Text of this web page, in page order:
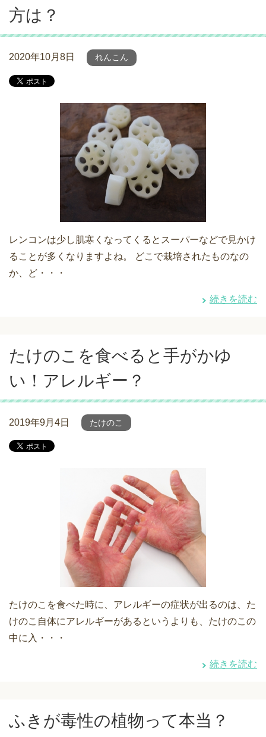
方は？
2020年10月8日 れんこん
レンコンは少し肌寒くなってくるとスーパーなどで見かけ
ることが多くなりますよね。 どこで栽培されたものなの
か、ど・・・
続きを読む
たけのこを食べると手がかゆ
い！アレルギー？
2019年9月4日 たけのこ
たけのこを食べた時に、アレルギーの症状が出るのは、た
けのこ自体にアレルギーがあるというよりも、たけのこの
中に入・・・
続きを読む
ふきが毒性の植物って本当？